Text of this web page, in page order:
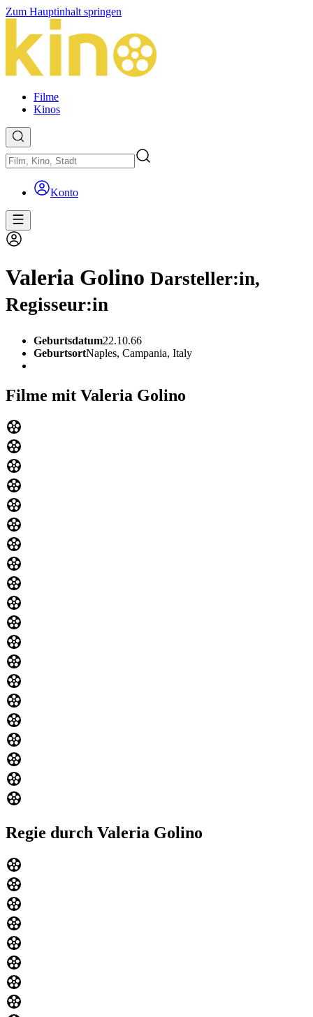
Zum Hauptinhalt springen
Filme
Kinos
Konto
Valeria Golino Darsteller:in,
Regisseur:in
Geburtsdatum22.10.66
GeburtsortNaples, Campania, Italy
Filme mit Valeria Golino
Regie durch Valeria Golino